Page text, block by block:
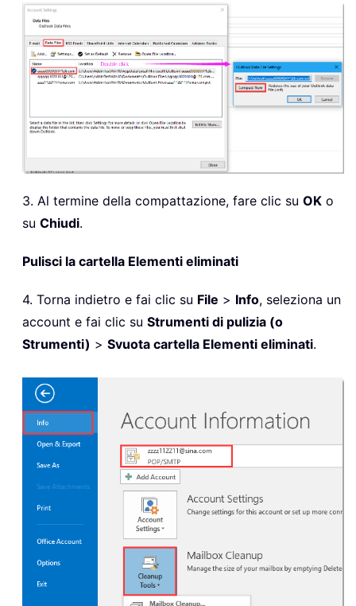
3. Al termine della compattazione, fare clic su OK o
su Chiudi.
Pulisci la cartella Elementi eliminati
4. Torna indietro e fai clic su File > Info, seleziona un
account e fai clic su Strumenti di pulizia (o
Strumenti) > Svuota cartella Elementi eliminati.